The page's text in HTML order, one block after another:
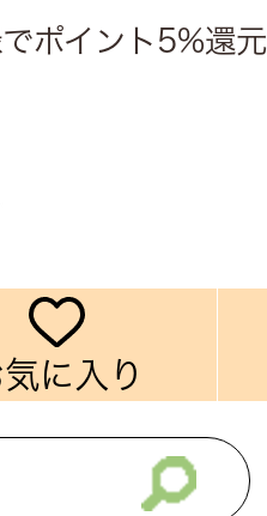
ポイント5%還元
に入り